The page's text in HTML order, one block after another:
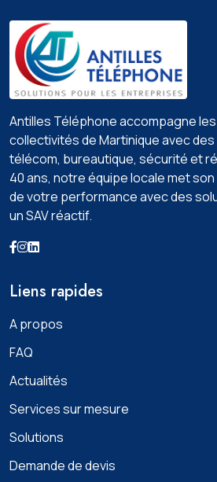
Antilles Téléphone accompagne
collectivités de Martinique avec
télécom, bureautique, sécurité et
40 ans, notre équipe locale met
de votre performance avec des
un SAV réactif.
Liens rapides
A propos
FAQ
Actualités
Services sur mesure
Solutions
Demande de devis